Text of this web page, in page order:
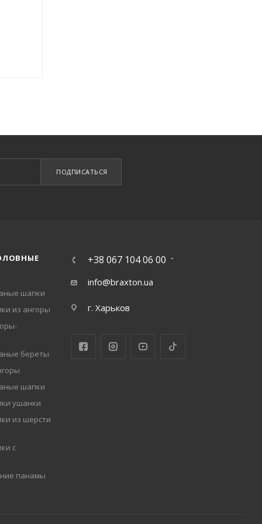
ПОДПИСАТЬСЯ
шапки
из ангоры
береты
шапки
ушанки
из шерсти
с
панамы
+38 067 104 06 00
info@braxton.ua
г. Харьков